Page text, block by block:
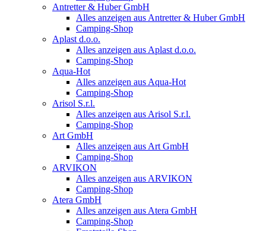
Antretter & Huber GmbH
Alles anzeigen aus Antretter & Huber GmbH
Camping-Shop
Aplast d.o.o.
Alles anzeigen aus Aplast d.o.o.
Camping-Shop
Aqua-Hot
Alles anzeigen aus Aqua-Hot
Camping-Shop
Arisol S.r.l.
Alles anzeigen aus Arisol S.r.l.
Camping-Shop
Art GmbH
Alles anzeigen aus Art GmbH
Camping-Shop
ARVIKON
Alles anzeigen aus ARVIKON
Camping-Shop
Atera GmbH
Alles anzeigen aus Atera GmbH
Camping-Shop